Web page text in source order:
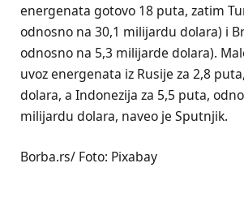
energenata gotovo 18 puta, zatim
odnosno na 30,1 milijardu dolara) i
odnosno na 5,3 milijarde dolara).
uvoz energenata iz Rusije za 2,8
dolara, a Indonezija za 5,5 puta,
milijardu dolara, naveo je Sputnjik.
Borba.rs/ Foto: Pixabay